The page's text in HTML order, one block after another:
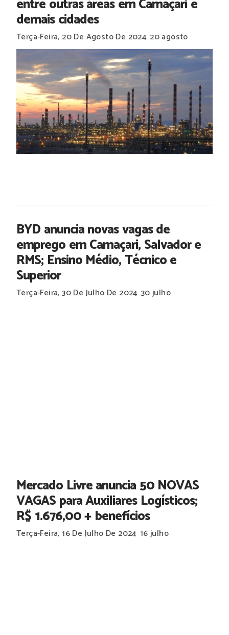
entre outras áreas em Camaçari e
demais cidades
Terça-Feira, 20 De Agosto De 2024 20 agosto
BYD anuncia novas vagas de
emprego em Camaçari, Salvador e
RMS; Ensino Médio, Técnico e
Superior
Terça-Feira, 30 De Julho De 2024 30 julho
Mercado Livre anuncia 50 NOVAS
VAGAS para Auxiliares Logísticos;
R$ 1.676,00 + benefícios
Terça-Feira, 16 De Julho De 2024 16 julho